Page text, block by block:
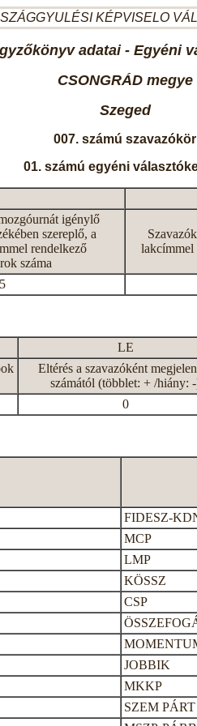
KÉPVISELO
adatai - Egyéni
CSONGRÁD megye
Szeged
007. számú szavazókör
01. számú egyéni
igénylő
szereplő, a
rendelkező
száma
lakcímmel
LE
Eltérés a szavazóként
számától (többlet: + /hiány:
0
FIDESZ-
MCP
LMP
KÖSSZ
CSP
JOBBIK
MKKP
SZEM PÁRT